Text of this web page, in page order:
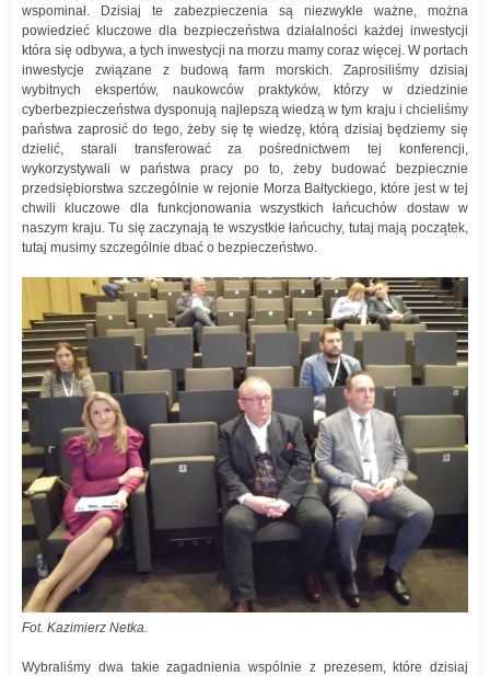
wspominał. Dzisiaj te zabezpieczenia są niezwykle ważne, można
powiedzieć kluczowe dla bezpieczeństwa działalności każdej inwestycji
która się odbywa, a tych inwestycji na morzu mamy coraz więcej. W portach
inwestycje związane z budową farm morskich. Zaprosiliśmy dzisiaj
wybitnych ekspertów, naukowców praktyków, którzy w dziedzinie
cyberbezpieczeństwa dysponują najlepszą wiedzą w tym kraju i chcieliśmy
państwa zaprosić do tego, żeby się tę wiedzę, którą dzisiaj będziemy się
dzielić, starali transferować za pośrednictwem tej konferencji,
wykorzystywali w państwa pracy po to, żeby budować bezpiecznie
przedsiębiorstwa szczególnie w rejonie Morza Bałtyckiego, które jest w tej
chwili kluczowe dla funkcjonowania wszystkich łańcuchów dostaw w
naszym kraju. Tu się zaczynają te wszystkie łańcuchy, tutaj mają początek,
tutaj musimy szczególnie dbać o bezpieczeństwo.
Fot. Kazimierz Netka.
Wybraliśmy dwa takie zagadnienia wspólnie z prezesem, które dzisiaj